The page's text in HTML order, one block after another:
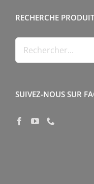
RECHERCHE PRODUIT
SUIVEZ-NOUS SUR